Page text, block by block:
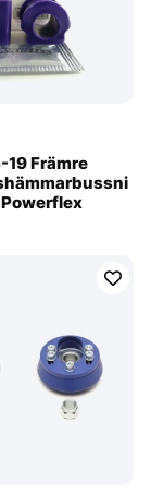
Främre